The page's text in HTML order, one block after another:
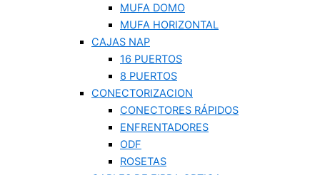
MUFA DOMO
MUFA HORIZONTAL
CAJAS NAP
16 PUERTOS
8 PUERTOS
CONECTORIZACION
CONECTORES RÁPIDOS
ENFRENTADORES
ODF
ROSETAS